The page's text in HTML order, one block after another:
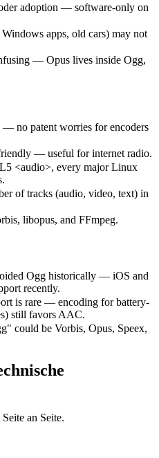
adoption — software-only on
apps, old cars) may not
— Opus lives inside Ogg,
no patent worries for encoders
— useful for internet radio.
<audio>, every major Linux
of tracks (audio, video, text) in
libopus, and FFmpeg.
Ogg historically — iOS and
recently.
is rare — encoding for battery-
still favors AAC.
could be Vorbis, Opus, Speex,
an Seite.